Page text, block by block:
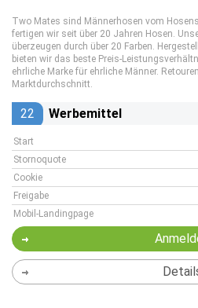
Two Mates sind Männerhosen vom
fertigen wir seit über 20 Jahren Hosen.
überzeugen durch über 20 Farben.
bieten wir das beste Preis-
ehrliche Marke für ehrliche Männer.
Marktdurchschnitt.
22 Werbemittel
Start
Stornoquote
Cookie
Freigabe
Mobil-Landingpage